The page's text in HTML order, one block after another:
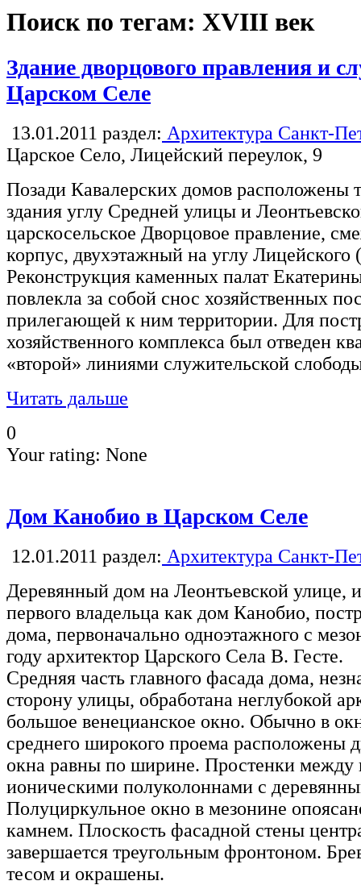
Поиск по тегам: XVIII век
Здание дворцового правления и
Царском Селе
13.01.2011 раздел: Архитектура Санкт-
Царское Село, Лицейский переулок, 9
Позади Кавалерских домов расположены
здания углу Средней улицы и
царскосельское Дворцовое правление,
корпус, двухэтажный на углу Лицейского
Реконструкция каменных палат
повлекла за собой снос хозяйственных
прилегающей к ним территории. Для
хозяйственного комплекса был отведен
«второй» линиями служительской
Читать дальше
0
Your rating: None
Дом Канобио в Царском Селе
12.01.2011 раздел: Архитектура Санкт-
Деревянный дом на Леонтьевской улице,
первого владельца как дом Канобио,
дома, первоначально одноэтажного с
году архитектор Царского Села В. Гесте.
Средняя часть главного фасада дома,
сторону улицы, обработана неглубокой
большое венецианское окно. Обычно в
среднего широкого проема расположены
окна равны по ширине. Простенки между
ионическими полуколоннами с
Полуциркульное окно в мезонине
камнем. Плоскость фасадной стены
завершается треугольным фронтоном.
тесом и окрашены.